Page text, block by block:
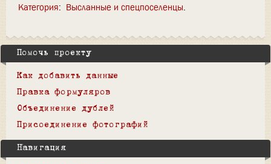
Категория: Высланные и спецпоселенцы
Помочь проекту
Как добавить данные
Правка формуляров
Объединение дублей
Присоединение фотографий
Навигация